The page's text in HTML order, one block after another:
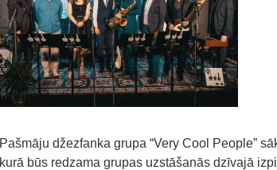
Pašmāju džezfanka grupa “Very Cool People”
kurā būs redzama grupas uzstāšanās dzīvajā